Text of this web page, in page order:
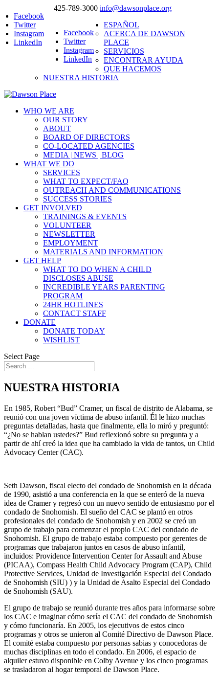
425-789-3000 info@dawsonplace.org
Facebook
Twitter
Instagram
LinkedIn
Facebook
Twitter
Instagram
LinkedIn
ESPAÑOL
ACERCA DE DAWSON
PLACE
SERVICIOS
ENCONTRAR AYUDA
QUE HACEMOS
NUESTRA HISTORIA
WHO WE ARE
OUR STORY
ABOUT
BOARD OF DIRECTORS
CO-LOCATED AGENCIES
MEDIA | NEWS | BLOG
WHAT WE DO
SERVICES
WHAT TO EXPECT/FAQ
OUTREACH AND COMMUNICATIONS
SUCCESS STORIES
GET INVOLVED
TRAININGS & EVENTS
VOLUNTEER
NEWSLETTER
EMPLOYMENT
MATERIALS AND INFORMATION
GET HELP
WHAT TO DO WHEN A CHILD
DISCLOSES ABUSE
INCREDIBLE YEARS PARENTING
PROGRAM
24HR HOTLINES
CONTACT STAFF
DONATE
DONATE TODAY
WISHLIST
Select Page
NUESTRA HISTORIA
En 1985, Robert “Bud” Cramer, un fiscal de distrito de Alabama, se
reunió con una joven víctima de abuso infantil. Él le hizo muchas
preguntas detalladas, hasta que finalmente, ella lo miró y preguntó:
“¿No se hablan ustedes?” Bud reflexionó sobre su pregunta y a
partir de ahí creó la idea que ha cambiado la vida de tantos, un Child
Advocacy Center (CAC).
Seth Dawson, fiscal electo del condado de Snohomish en la década
de 1990, asistió a una conferencia en la que se enteró de la nueva
idea de Cramer y regresó con un nuevo sentido de entusiasmo por el
condado de Snohomish. El sueño del CAC se plantó en otros
profesionales del condado de Snohomish y en 2002 se creó un
grupo de trabajo para comenzar el propio CAC del condado de
Snohomish. El grupo de trabajo estaba compuesto por gerentes de
programas que trabajaron juntos en casos de abuso infantil,
incluidos: Providence Intervention Center for Assault and Abuse
(PICAA), Compass Health Child Advocacy Program (CAP), Child
Protective Services, Unidad de Investigación Especial del Condado
de Snohomish (SIU) ) y la Unidad de Asalto Especial del Condado
de Snohomish (SAU).
El grupo de trabajo se reunió durante tres años para informarse sobre
los CAC e imaginar cómo sería el CAC del condado de Snohomish
y cómo funcionaría. En 2005, los ejecutivos de estos cinco
programas y otros se unieron al Comité Directivo de Dawson Place.
El comité estaba compuesto por personas sabias y conocedoras de
muchas disciplinas en todo el condado. En 2006, el espacio de
alquiler estuvo disponible en Colby Avenue y los cinco programas
se trasladaron al hogar temporal de Dawson Place.